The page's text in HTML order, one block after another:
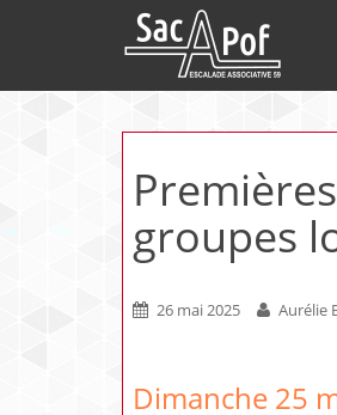
groupes
26 mai 2025 Aurélie
Dimanche 25